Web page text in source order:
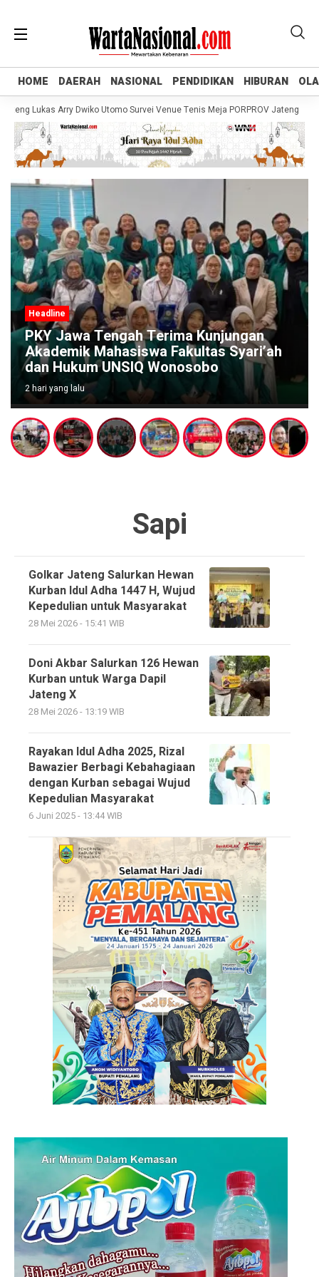
HOME DAERAH NASIONAL PENDIDIKAN HIBURAN
HOME DAERAH NASIONAL PENDIDIKAN HIBURAN
Lukas Arry Dwiko Utomo Survei Venue Tenis Meja PORPROV Jateng XVII
Headline
PKY Jawa Tengah Terima Kunjungan
Akademik Mahasiswa Fakultas Syari’ah
dan Hukum UNSIQ Wonosobo
2 hari yang lalu
Sapi
Golkar Jateng Salurkan Hewan
Kurban Idul Adha 1447 H, Wujud
Kepedulian untuk Masyarakat
28 Mei 2026 - 15:41 WIB
Doni Akbar Salurkan 126 Hewan
Kurban untuk Warga Dapil
Jateng X
28 Mei 2026 - 13:19 WIB
Rayakan Idul Adha 2025, Rizal
Bawazier Berbagi Kebahagiaan
dengan Kurban sebagai Wujud
Kepedulian Masyarakat
6 Juni 2025 - 13:44 WIB